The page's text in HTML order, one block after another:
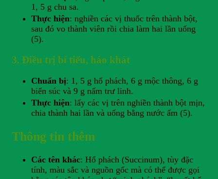
1, 5 g chu sa.
Thực hiện: nghiền các vị thuốc trên thành bột,
sau đó vo thành viên rồi chia làm hai lần uống
(5).
3. Điều trị bí tiểu, háo khát
Chuẩn bị: 1, 5 g hổ phách, 6 g mộc thông, 6 g
biển súc và 9 g nấm trư linh.
Thực hiện: lấy các vị trên nghiền thành bột mịn,
chia thành hai lần và uống bằng nước ấm (5).
Thông tin thêm
Các tên khác: Hổ phách (Succinum), tùy đặc
tính, màu sắc và nguồn gốc mà có thể được gọi